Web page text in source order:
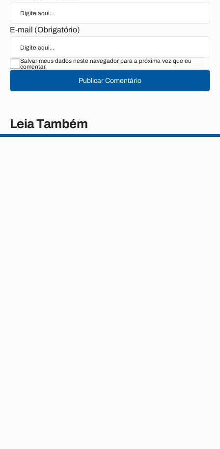
E-mail (Obrigatório)
Salvar meus dados neste navegador para a próxima vez que eu
comentar.
Publicar Comentário
Leia Também